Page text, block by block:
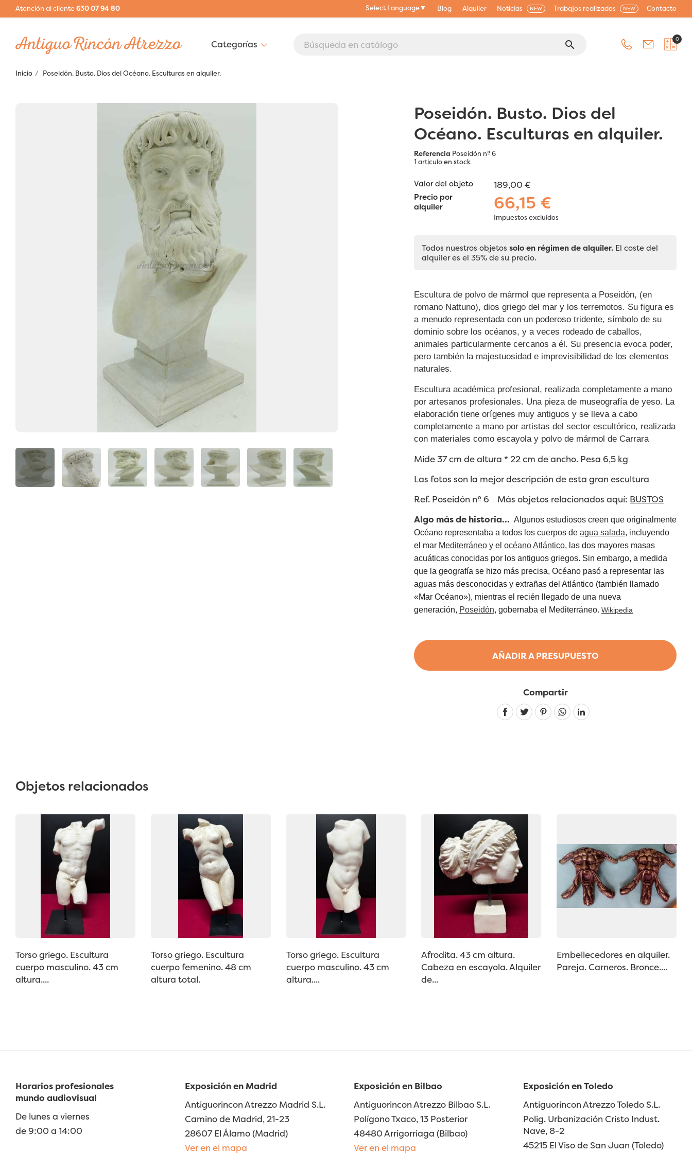
Atención al cliente630 07 94 80 Select Language▼ Blog Alquiler Noticias NEW Trabajos realizados NEW Contacto
search 0
Inicio Poseidón. Busto. Dios del Océano. Esculturas en alquiler.
Poseidón. Busto. Dios del
Océano. Esculturas en alquiler.
Referencia Poseidón nº 6
1 artículoen stock
AÑADIR A PRESUPUESTO
Valor del objeto 189,00 €
Precio por
alquiler
66,15 €
Impuestos excluidos
Todos nuestros objetos solo en régimen de alquiler. El coste del
alquiler es el 35% de su precio.
Escultura de polvo de mármol que representa a Poseidón, (en
romano Nattuno), dios griego del mar y los terremotos. Su figura es
a menudo representada con un poderoso tridente, símbolo de su
dominio sobre los océanos, y a veces rodeado de caballos,
animales particularmente cercanos a él. Su presencia evoca poder,
pero también la majestuosidad e imprevisibilidad de los elementos
naturales.
Escultura académica profesional, realizada completamente a mano
por artesanos profesionales. Una pieza de museografía de yeso. La
elaboración tiene orígenes muy antiguos y se lleva a cabo
completamente a mano por artistas del sector escultórico, realizada
con materiales como escayola y polvo de mármol de Carrara
Mide 37 cm de altura * 22 cm de ancho. Pesa 6,5 kg
Las fotos son la mejor descripción de esta gran escultura
Ref. Poseidón nº 6 Más objetos relacionados aquí: BUSTOS
Algo más de historia... Algunos estudiosos creen que originalmente
Océano representaba a todos los cuerpos de agua salada, incluyendo
el mar Mediterráneo y el océano Atlántico, las dos mayores masas
acuáticas conocidas por los antiguos griegos. Sin embargo, a medida
que la geografía se hizo más precisa, Océano pasó a representar las
aguas más desconocidas y extrañas del Atlántico (también llamado
«Mar Océano»), mientras el recién llegado de una nueva
generación, Poseidón, gobernaba el Mediterráneo. Wikipedia
Compartir
Linkedin
Objetos relacionados
Torso griego. Escultura
cuerpo masculino. 43 cm
altura....
Torso griego. Escultura
cuerpo femenino. 48 cm
altura total.
Torso griego. Escultura
cuerpo masculino. 43 cm
altura....
Afrodita. 43 cm altura.
Cabeza en escayola. Alquiler
de...
Embellecedores en alquiler.
Pareja. Carneros. Bronce....
Horarios profesionales
mundo audiovisual
De lunes a viernes
de 9:00 a 14:00
Exposición en Madrid
Antiguorincon Atrezzo Madrid S.L.
Camino de Madrid, 21-23
28607 El Álamo (Madrid)
Ver en el mapa
Exposición en Bilbao
Antiguorincon Atrezzo Bilbao S.L.
Polígono Txaco, 13 Posterior
48480 Arrigorriaga (Bilbao)
Ver en el mapa
Exposición en Toledo
Antiguorincon Atrezzo Toledo S.L.
Polig. Urbanización Cristo Indust.
Nave, 8-2
45215 El Viso de San Juan (Toledo)